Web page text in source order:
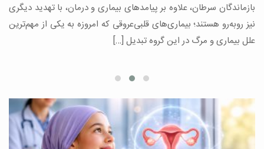
بازماندگان سرطان، علاوه بر پیامدهای بیماری و درمان، با تهدید دیگری
نیز روبه‌رو هستند؛ بیماری‌های قلبی‌عروقی که امروزه به یکی از مهم‌ترین
علل بیماری و مرگ در این گروه تبدیل […]